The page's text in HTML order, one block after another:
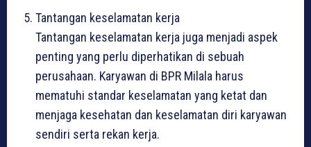
Tantangan keselamatan kerja
Tantangan keselamatan kerja juga menjadi aspek
penting yang perlu diperhatikan di sebuah
perusahaan. Karyawan di BPR Milala harus
mematuhi standar keselamatan yang ketat dan
menjaga kesehatan dan keselamatan diri karyawan
sendiri serta rekan kerja.